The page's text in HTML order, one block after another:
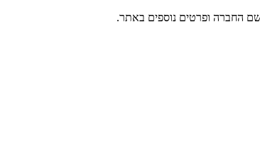
החברה ופרטים נוספים באתר.